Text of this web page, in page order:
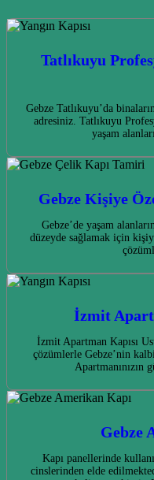
Tatlıkuyu
Gebze Tatlıkuyu’da
adresiniz. Tatlıkuyu
yaşam
Gebze Kişiye
Gebze’de yaşam
düzeyde sağlamak için
İzmit
İzmit Apartman Kapısı
çözümlerle Gebze’nin
Apartmanınızın
Gebze
Kapı panellerinde
cinslerinden elde